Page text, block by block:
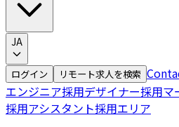
JA
ログイン リモート求人を検索
エンジニア採用デザイナー採用マ
採用アシスタント採用エリア